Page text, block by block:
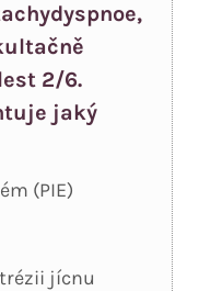
2/6.
jaký
(PIE)
jícnu